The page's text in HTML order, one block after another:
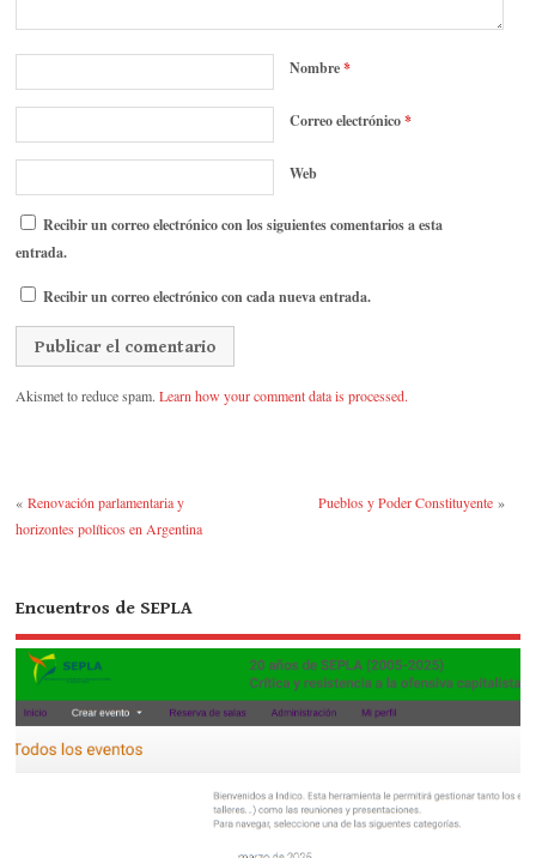
Nombre*
Correo electrónico*
Web
Recibir un correo electrónico con los siguientes comentarios a esta
entrada.
Recibir un correo electrónico con cada nueva entrada.
Akismet to reduce spam.Learn how your comment data is processed.
«Renovación parlamentaria y
horizontes políticos en Argentina
Pueblos y Poder Constituyente»
Encuentros de SEPLA